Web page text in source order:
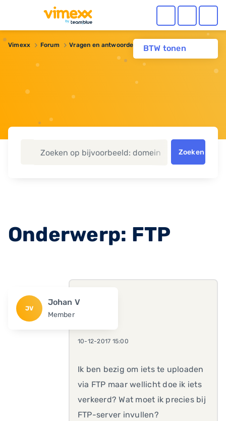
BTW tonen
Vimexx Forum Vragen en antwoorden Webhosting
Zoeken
Onderwerp: FTP
JV
Johan V
Member
10-12-2017 15:00
Ik ben bezig om iets te uploaden
via FTP maar wellicht doe ik iets
verkeerd? Wat moet ik precies bij
FTP-server invullen?